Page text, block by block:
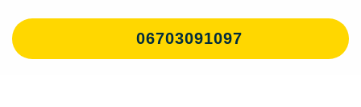
06703091097